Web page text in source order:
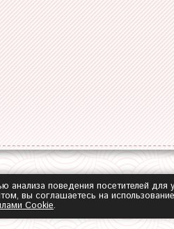
анализа поведения посетителей для
вы соглашаетесь на
Сookie.